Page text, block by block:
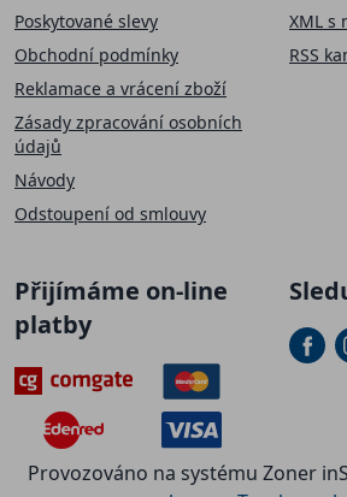
Poskytované slevy
Obchodní podmínky
Reklamace a vrácení zboží
Zásady zpracování osobních
údajů
Návody
Odstoupení od smlouvy
XML s
RSS
Přijímáme on-line
platby
Provozováno na systému Zoner